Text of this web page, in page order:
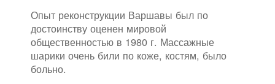
Опыт реконструкции Варшавы был по
достоинству оценен мировой
общественностью в 1980 г. Массажные
шарики очень били по коже, костям, было
больно.